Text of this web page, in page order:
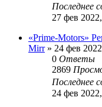
Последнее
27 фев
«Prime-Motors»
Mirr» 24 фев
0 Ответы
2869
Последнее
24 фев